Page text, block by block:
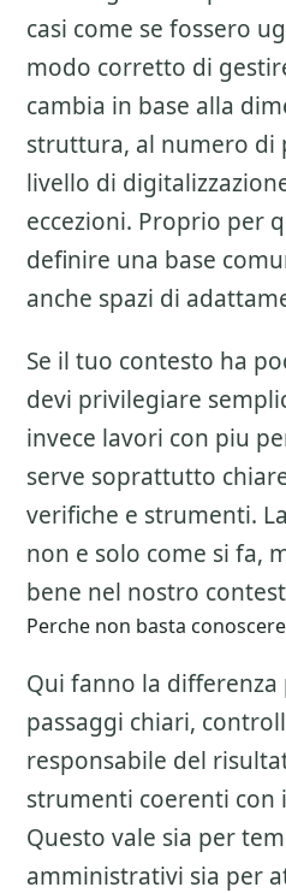
casi come se fossero
modo corretto di
cambia in base alla
struttura, al numero di
livello di
eccezioni. Proprio per
definire una base
anche spazi di
Se il tuo contesto ha
devi privilegiare
invece lavori con piu
serve soprattutto
verifiche e strumenti.
non e solo come si fa,
bene nel nostro
Perche non basta
Qui fanno la
passaggi chiari,
responsabile del
strumenti coerenti con
Questo vale sia per
amministrativi sia per